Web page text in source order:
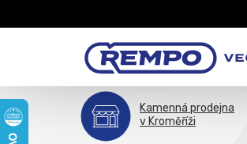
Kamenná prodejna
v Kroměříži